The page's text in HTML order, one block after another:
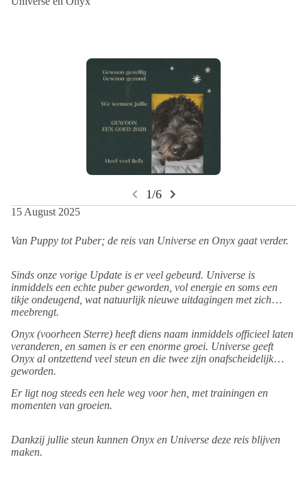
chevron_left 1/6 chevron_right
15 August 2025
Van Puppy tot Puber; de reis van Universe en Onyx gaat verder.
Sinds onze vorige Update is er veel gebeurd. Universe is
inmiddels een echte puber geworden, vol energie en soms een
tikje ondeugend, wat natuurlijk nieuwe uitdagingen met zich
meebrengt.
Onyx (voorheen Sterre) heeft diens naam inmiddels officieel laten
veranderen, en samen is er een enorme groei. Universe geeft
Onyx al ontzettend veel steun en die twee zijn onafscheidelijk
geworden.
Er ligt nog steeds een hele weg voor hen, met trainingen en
momenten van groeien.
Dankzij jullie steun kunnen Onyx en Universe deze reis blijven
maken.